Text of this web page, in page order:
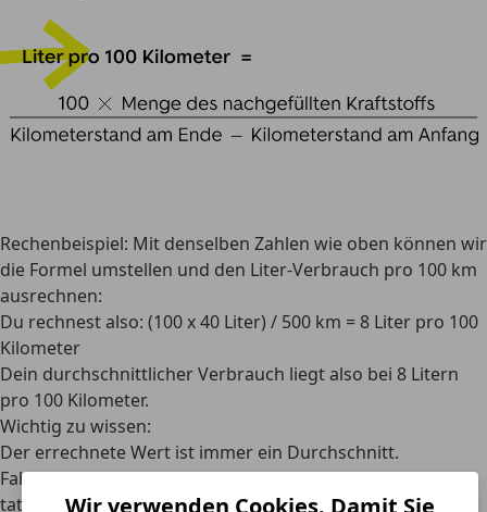
Rechenbeispiel: Mit denselben Zahlen wie oben können wir
die Formel umstellen und den Liter-Verbrauch pro 100 km
ausrechnen:
Du rechnest also: (100 x 40 Liter) / 500 km = 8 Liter pro 100
Kilometer
Dein durchschnittlicher Verbrauch liegt also bei 8 Litern
pro 100 Kilometer.
Wichtig zu wissen:
Der errechnete Wert ist immer ein Durchschnitt.
Fahrweise, Verkehr und Strecke beeinflussen den
tatsächlichen Verbrauch.